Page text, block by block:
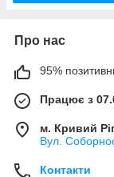
Про нас
95%
Працює з
м. Кривий
Вул.
Контакти